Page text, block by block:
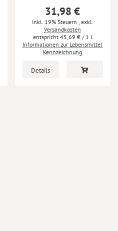
31,98 €
Inkl. 19% Steuern , exkl.
Versandkosten
45,69 €/ 1 l
Informationen zur Lebensmittel
Kennzeichnung
Details